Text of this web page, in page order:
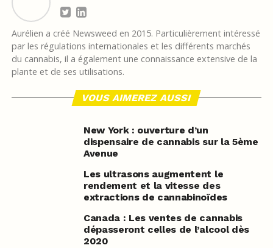
Aurélien a créé Newsweed en 2015. Particulièrement intéressé
par les régulations internationales et les différents marchés
du cannabis, il a également une connaissance extensive de la
plante et de ses utilisations.
VOUS AIMEREZ AUSSI
New York : ouverture d’un
dispensaire de cannabis sur la 5ème
Avenue
Les ultrasons augmentent le
rendement et la vitesse des
extractions de cannabinoïdes
Canada : Les ventes de cannabis
dépasseront celles de l’alcool dès
2020